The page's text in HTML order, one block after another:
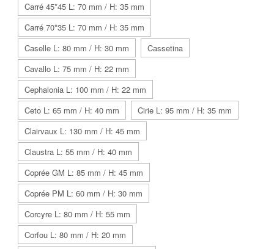
Carré 45*45 L: 70 mm / H: 35 mm
Carré 70*35 L: 70 mm / H: 35 mm
Caselle L: 80 mm / H: 30 mm
Cassetina
Cavallo L: 75 mm / H: 22 mm
Cephalonia L: 100 mm / H: 22 mm
Ceto L: 65 mm / H: 40 mm
Cirie L: 95 mm / H: 35 mm
Clairvaux L: 130 mm / H: 45 mm
Claustra L: 55 mm / H: 40 mm
Coprée GM L: 85 mm / H: 45 mm
Coprée PM L: 60 mm / H: 30 mm
Corcyre L: 80 mm / H: 55 mm
Corfou L: 80 mm / H: 20 mm